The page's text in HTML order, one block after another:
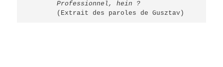
(Extrait des paroles de Gusztav)